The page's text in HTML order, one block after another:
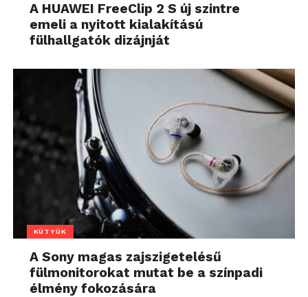
A HUAWEI FreeClip 2 S új szintre
emeli a nyitott kialakítású
fülhallgatók dizájnját
KÜTYÜK
A Sony magas zajszigetelésű
fülmonitorokat mutat be a színpadi
élmény fokozására